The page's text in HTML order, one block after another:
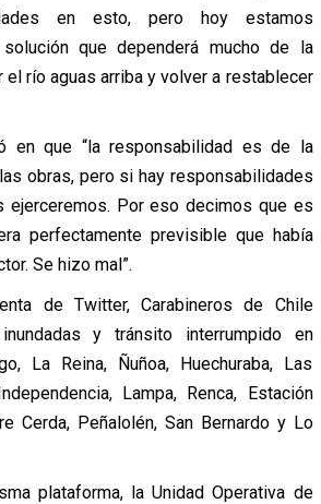
en esto, pero hoy estamos
que dependerá mucho de la
el río aguas arriba y volver a restablecer
en que “la responsabilidad es de la
obras, pero si hay responsabilidades
ejerceremos. Por eso decimos que es
perfectamente previsible que había
Se hizo mal”.
de Twitter, Carabineros de Chile
y tránsito interrumpido en
La Reina, Ñuñoa, Huechuraba, Las
Lampa, Renca, Estación
Cerda, Peñalolén, San Bernardo y Lo
plataforma, la Unidad Operativa de